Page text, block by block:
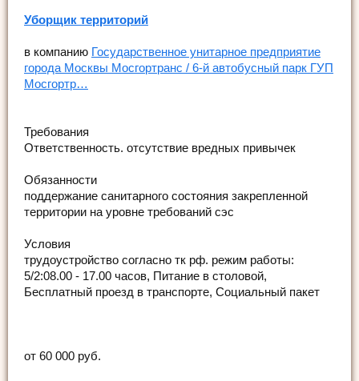
Уборщик территорий
в компанию Государственное унитарное предприятие
города Москвы Мосгортранс / 6-й автобусный парк ГУП
Мосгортр…
Требования
Ответственность. отсутствие вредных привычек
Обязанности
поддержание санитарного состояния закрепленной
территории на уровне требований сэс
Условия
трудоустройство согласно тк рф. режим работы:
5/2:08.00 - 17.00 часов, Питание в столовой,
Бесплатный проезд в транспорте, Социальный пакет
от 60 000 руб.